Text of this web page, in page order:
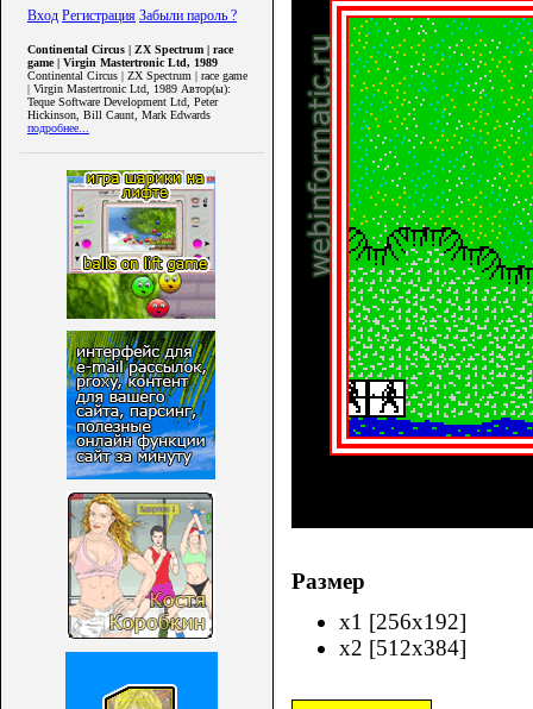
Вход Регистрация Забыли пароль ?
Continental Circus | ZX Spectrum | race
game | Virgin Mastertronic Ltd, 1989
Continental Circus | ZX Spectrum | race game
| Virgin Mastertronic Ltd, 1989 Автор(ы):
Teque Software Development Ltd, Peter
Hickinson, Bill Caunt, Mark Edwards
подробнее...
Размер
x1 [256x192]
x2 [512x384]